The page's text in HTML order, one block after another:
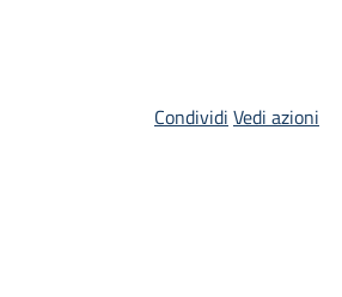
Condividi Vedi azioni